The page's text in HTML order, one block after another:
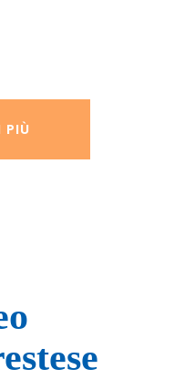
PIÙ